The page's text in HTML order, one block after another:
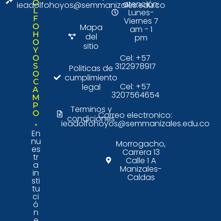
O
L
F
O
H
O
Y
O
S
O
C
A
M
P
O
En
nu
es
tr
a
in
sti
tu
ci
ó
n
ieadolfohoyos@semmanizales.edu.co
Mapa
del
sitio
Politicas de
cumplimiento
legal
Terminos y
condiciones
atención:
Lunes-
Viernes 7
am - 1
pm
Cel: +57
3122978917
Cel: +57
3207564654
Correo electronico:
ieadolfohoyos@semmanizales.edu.co
Morrogacho,
Carrera 13
Calle 1 A
Manizales-
Caldas